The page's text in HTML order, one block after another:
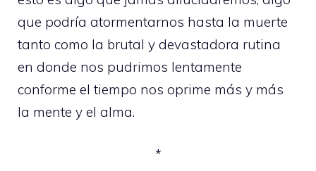
que podría atormentarnos hasta la muerte
tanto como la brutal y devastadora rutina
en donde nos pudrimos lentamente
conforme el tiempo nos oprime más y más
la mente y el alma.
*